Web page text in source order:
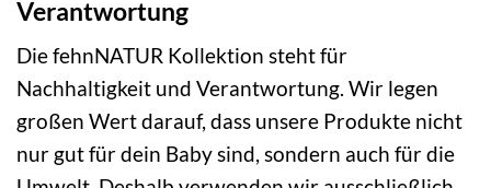
Verantwortung
Die fehnNATUR Kollektion steht für
Nachhaltigkeit und Verantwortung. Wir legen
großen Wert darauf, dass unsere Produkte nicht
nur gut für dein Baby sind, sondern auch für die